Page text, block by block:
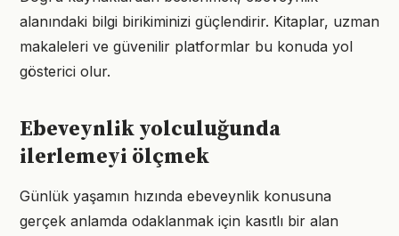
alanındaki bilgi birikiminizi güçlendirir. Kitaplar, uzman
makaleleri ve güvenilir platformlar bu konuda yol
gösterici olur.
Ebeveynlik yolculuğunda
ilerlemeyi ölçmek
Günlük yaşamın hızında ebeveynlik konusuna
gerçek anlamda odaklanmak için kasıtlı bir alan